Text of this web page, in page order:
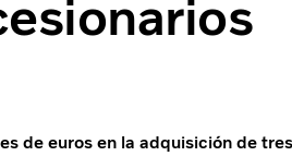
de euros en la adquisición de